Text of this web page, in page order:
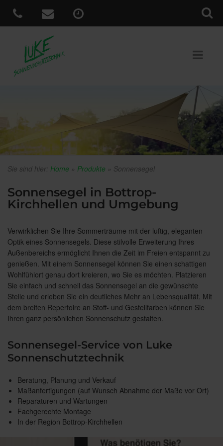
Sie sind hier: Home » Produkte » Sonnensegel
Sonnensegel in Bottrop-
Kirchhellen und Umgebung
Verwirklichen Sie Ihre Sommerträume mit der luftig, eleganten
Optik eines Sonnensegels. Diese stilvolle Erweiterung Ihres
Außenbereichs ermöglicht Ihnen die Zeit im Freien entspannt zu
genießen. Mit einem Sonnensegel können Sie einen schattigen
Wohlfühlort genau dort kreieren, wo Sie es möchten. Platzieren
Sie einfach und schnell das Sonnensegel an die gewünschte
Stelle und erleben Sie ein deutliches Mehr an Lebensqualität. Mit
dem breiten Repertoire an Stoff- und Gestellfarben können Sie
Ihren ganz persönlichen Sonnenschutz gestalten.
Sonnensegel-Service von Luke
Sonnenschutztechnik
Beratung, Planung und Verkauf
Maßanfertigungen (auf Wunsch Abnahme der Maße vor Ort)
Reparaturen und Wartungen
Fachgerechte Montage
In der Region Bottrop-Kirchhellen